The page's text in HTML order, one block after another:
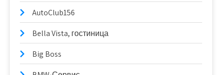
AutoClub156
Bella Vista, гостиница
Big Boss